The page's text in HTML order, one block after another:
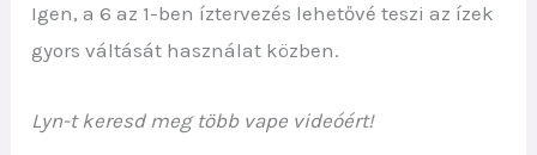
Igen, a 6 az 1-ben íztervezés lehetővé teszi az ízek
gyors váltását használat közben.
Lyn-t keresd meg több vape videóért!